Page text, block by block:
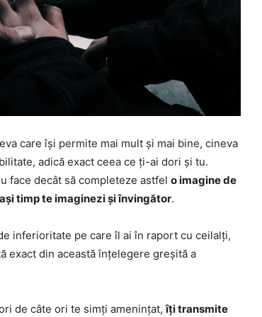
care își permite mai mult și mai bine, cineva
adică exact ceea ce ți-ai dori și tu.
face decât să completeze astfel o imagine de
timp te imaginezi și învingător.
inferioritate pe care îl ai în raport cu ceilalți,
exact din această înțelegere greșită a
de câte ori te simți amenințat,îți transmite